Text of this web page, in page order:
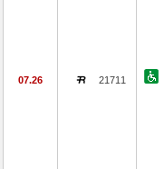
07.26 21711